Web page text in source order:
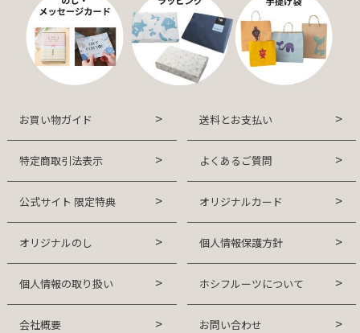
お買い物ガイド 送料とお支払い
特定商取引法表示 よくあるご質問
公式サイト 限定特典 オリジナルカード
オリジナルのし 個人情報保護方針
個人情報の取り扱い ホシフルーツについて
会社概要 お問い合わせ